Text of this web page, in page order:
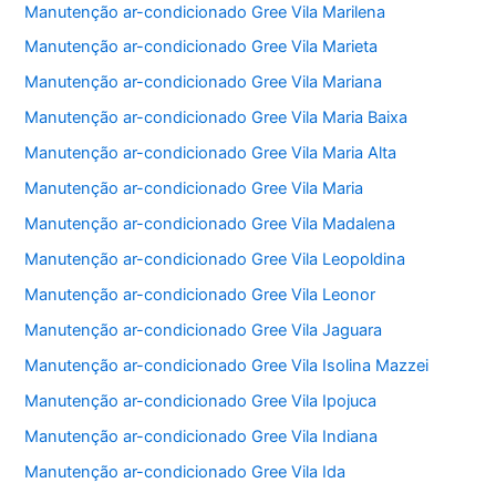
Manutenção ar-condicionado Gree Vila Marilena
Manutenção ar-condicionado Gree Vila Marieta
Manutenção ar-condicionado Gree Vila Mariana
Manutenção ar-condicionado Gree Vila Maria Baixa
Manutenção ar-condicionado Gree Vila Maria Alta
Manutenção ar-condicionado Gree Vila Maria
Manutenção ar-condicionado Gree Vila Madalena
Manutenção ar-condicionado Gree Vila Leopoldina
Manutenção ar-condicionado Gree Vila Leonor
Manutenção ar-condicionado Gree Vila Jaguara
Manutenção ar-condicionado Gree Vila Isolina Mazzei
Manutenção ar-condicionado Gree Vila Ipojuca
Manutenção ar-condicionado Gree Vila Indiana
Manutenção ar-condicionado Gree Vila Ida